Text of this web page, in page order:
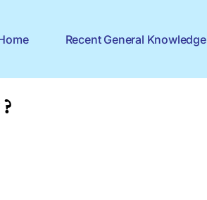
Recent General Knowledge